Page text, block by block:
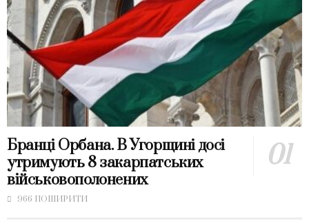
Бранці Орбана. В Угорщині досі
утримують 8 закарпатських
військовополонених
966 ПОШИРИТИ